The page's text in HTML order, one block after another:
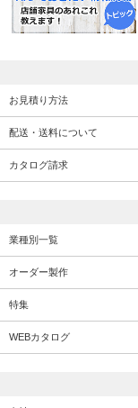
お見積り方法
配送・送料について
カタログ請求
業種別一覧
オーダー製作
特集
WEBカタログ